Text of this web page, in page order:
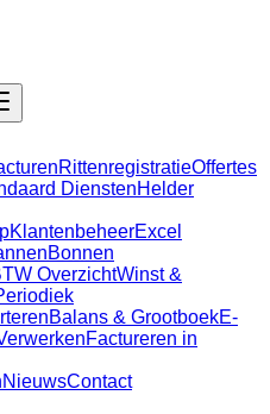
RittenregistratieOffertes
DienstenHelder
KlantenbeheerExcel
Bonnen
OverzichtWinst &
Balans & GrootboekE-
Factureren in
NieuwsContact